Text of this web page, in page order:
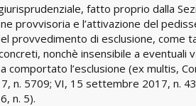
fatto proprio dalla
provvisoria e l’attivazione del
provvedimento di esclusione, come
nonchè insensibile a eventuali
comportato l’esclusione (ex multis,
n. 5709; VI, 15 settembre 2017, n.
n. 5).